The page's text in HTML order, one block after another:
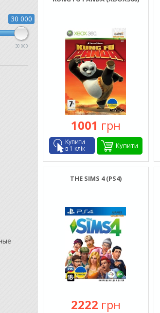
30 000
30 000
1001 грн
Купити
Купити
в 1 клік
THE SIMS 4 (PS4)
2222 грн